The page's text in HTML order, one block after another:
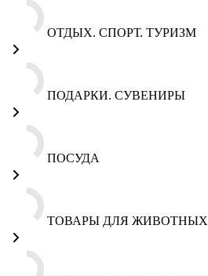
ОТДЫХ. СПОРТ. ТУРИЗМ
ПОДАРКИ. СУВЕНИРЫ
ПОСУДА
ТОВАРЫ ДЛЯ ЖИВОТНЫХ